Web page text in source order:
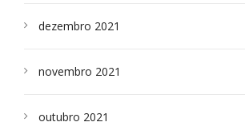
dezembro 2021
novembro 2021
outubro 2021